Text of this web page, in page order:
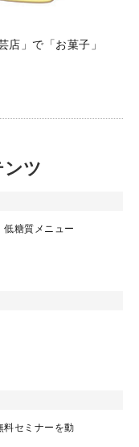
店」で「お菓子」
ツ
低糖質メニュー
料セミナーを動